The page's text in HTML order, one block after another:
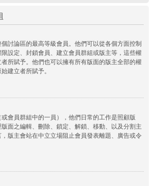
討論區的最高等級會員。他們可以從各個方面控制
設定、封鎖會員、建立會員群組或版主等，這些權
所賦予。他們也可以擁有所有版面的版主全部的權
建立者所賦予。
會員群組中的一員），他們日常的工作是照顧版
面之編輯、刪除、鎖定、解鎖、移動、以及分割主
版主會站在中立立場阻止會員發表離題、廣告或令